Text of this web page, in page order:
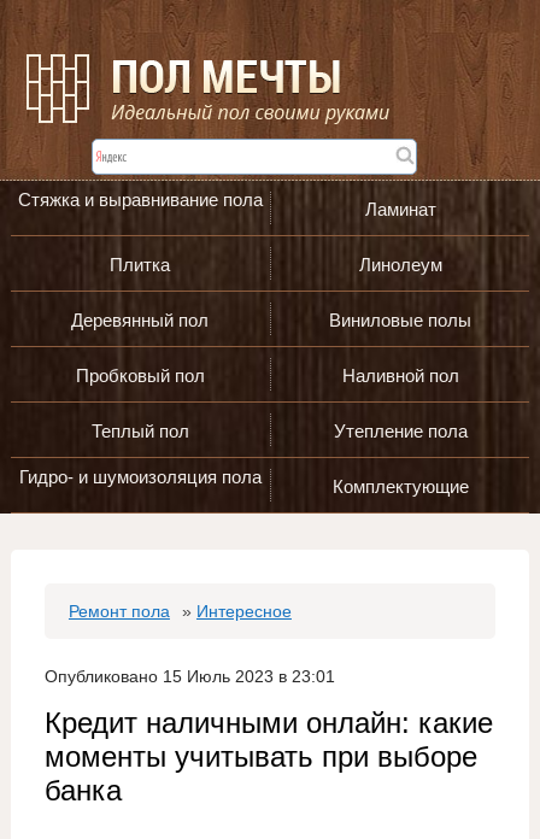
Стяжка и выравнивание пола Ламинат
Плитка Линолеум
Деревянный пол Виниловые полы
Пробковый пол Наливной пол
Теплый пол Утепление пола
Гидро- и шумоизоляция пола Комплектующие
Ремонт пола » Интересное
Опубликовано 15 Июль 2023 в 23:01
Кредит наличными онлайн: какие
моменты учитывать при выборе
банка